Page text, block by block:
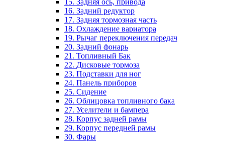
15. Задняя ось, привода
16. Задний редуктор
17. Задняя тормозная часть
18. Охлаждение вариатора
19. Рычаг переключения передач
20. Задний фонарь
21. Топливный Бак
22. Дисковые тормоза
23. Подставки для ног
24. Панель приборов
25. Сидение
26. Облицовка топливного бака
27. Уселители и бампера
28. Корпус задней рамы
29. Корпус передней рамы
30. Фары